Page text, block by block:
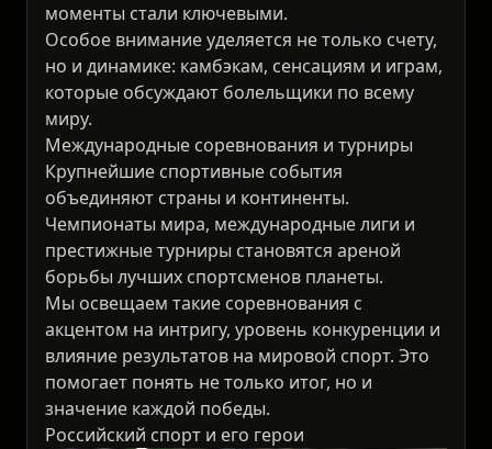
моменты стали ключевыми.
Особое внимание уделяется не только счету,
но и динамике: камбэкам, сенсациям и играм,
которые обсуждают болельщики по всему
миру.
Международные соревнования и турниры
Крупнейшие спортивные события
объединяют страны и континенты.
Чемпионаты мира, международные лиги и
престижные турниры становятся ареной
борьбы лучших спортсменов планеты.
Мы освещаем такие соревнования с
акцентом на интригу, уровень конкуренции и
влияние результатов на мировой спорт. Это
помогает понять не только итог, но и
значение каждой победы.
Российский спорт и его герои